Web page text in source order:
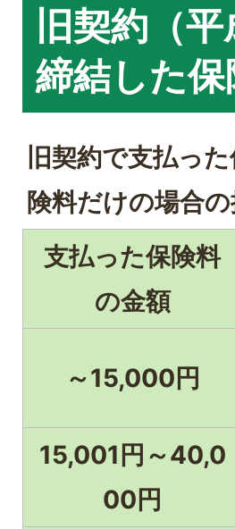
旧契約（
締結した
旧契約で支払っ
険料だけの場合
支払った保険料
の金額
～15,000円
15,001円～40,0
00円